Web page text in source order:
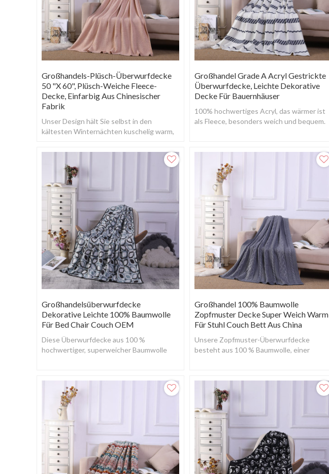
Großhandels-Plüsch-Überwurfdecke
50 "x 60", Plüsch-Weiche Fleece-
Decke, Einfarbig Aus Chinesischer
Fabrik
Unser Design hält Sie selbst in den
kältesten Winternächten kuschelig warm,
Sommermon
Großhandel Grade A Acryl Gestrickte
Überwurfdecke, Leichte Dekorative
Decke Für Bauernhäuser
100% hochwertiges Acryl, das wärmer ist
als Fleece, besonders weich und bequem.
Großhandelsüberwurfdecke
Dekorative Leichte 100% Baumwolle
Für Bed Chair Couch OEM
Diese Überwurfdecke aus 100 %
hochwertiger, superweicher Baumwolle
Großhandel 100% Baumwolle
Zopfmuster Decke Super Weich Warm
Für Stuhl Couch Bett Aus China
Unsere Zopfmuster-Überwurfdecke
besteht aus 100 % Baumwolle, einer